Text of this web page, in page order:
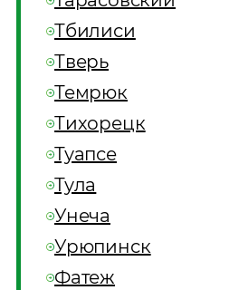
Тбилиси
Тверь
Темрюк
Тихорецк
Туапсе
Тула
Унеча
Урюпинск
Фатеж